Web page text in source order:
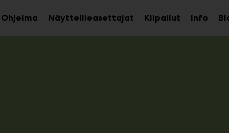
Ohjelma Näytteilleasettajat KilpailutAvaa
alavalikko
InfoAvaa